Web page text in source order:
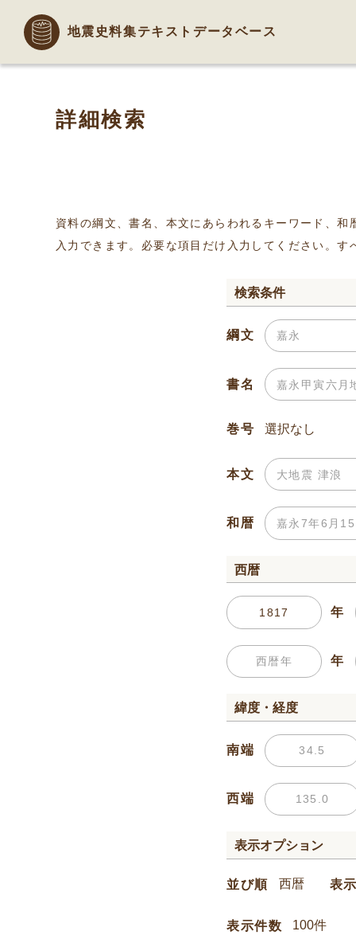
地震史料集テキストデータベース
詳細検索
資料の綱文、書名、本文にあらわれるキーワード、
入力できます。必要な項目だけ入力してください。
検索条件
綱文
書名
巻号
本文
和暦
西暦
年
年
緯度・経度
南端
西端
表示オプション
並び順 表
表示件数